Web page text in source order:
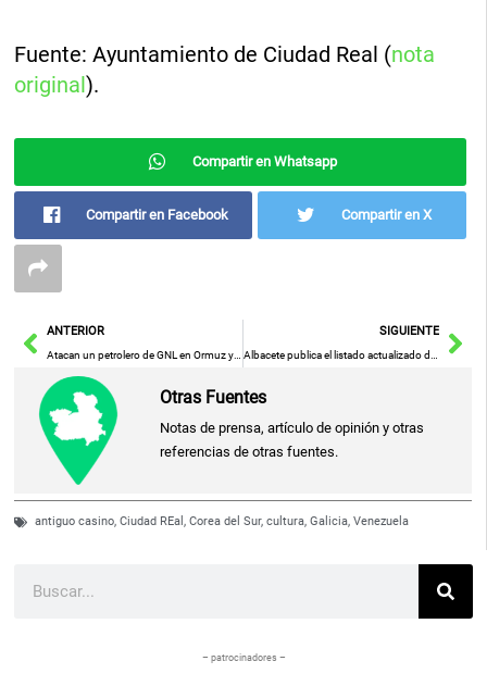
Fuente: Ayuntamiento de Ciudad Real (nota
original).
Compartir en Whatsapp
Compartir en Facebook Compartir en X
AntANTERIOR SIGUIENTE
Otras Fuentes
Notas de prensa, artículo de opinión y otras
referencias de otras fuentes.
antiguo casino,Ciudad REal,Corea del Sur,cultura,Galicia,Venezuela
– patrocinadores –